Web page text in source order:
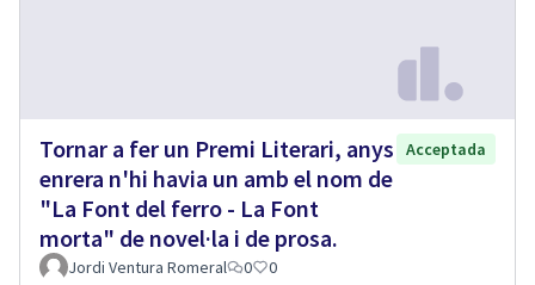
Tornar a fer un Premi Literari, anys
enrera n'hi havia un amb el nom de
"La Font del ferro - La Font
morta" de novel·la i de prosa.
Acceptada
Jordi Ventura Romeral 0 0